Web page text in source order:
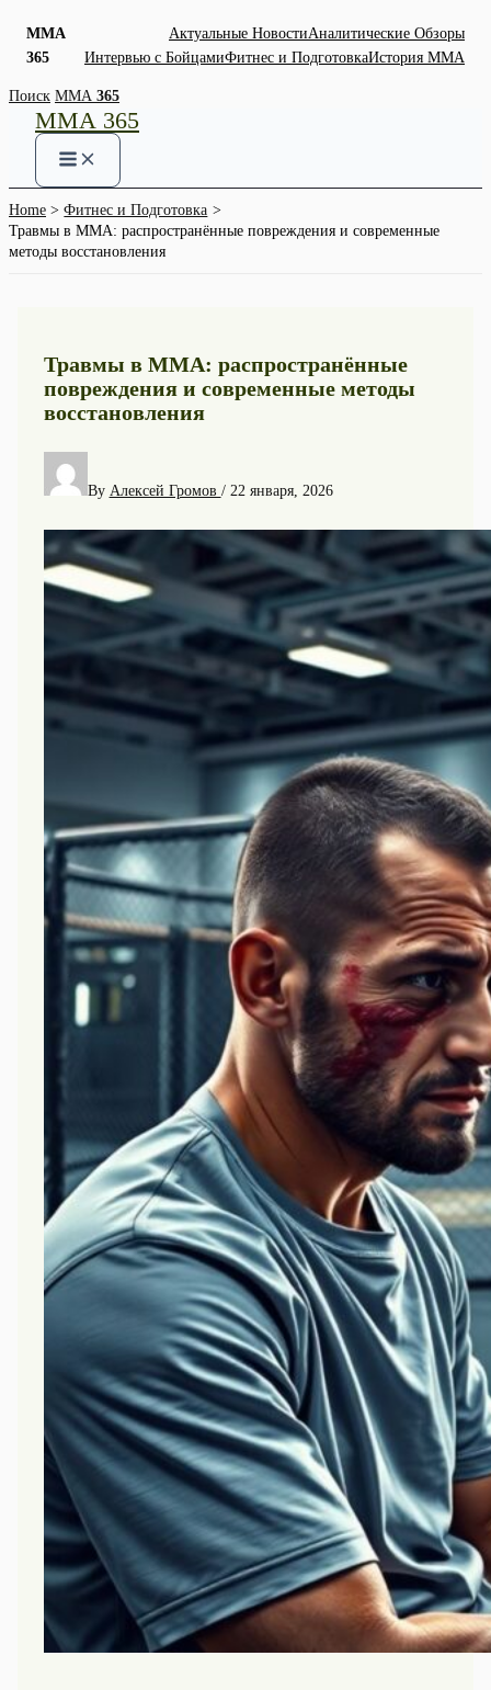
ММА
365
Актуальные НовостиАналитические Обзоры
Интервью с БойцамиФитнес и ПодготовкаИстория ММА
Skip
content
Поиск ММА 365
ММА 365
Home
Фитнес и Подготовка
Травмы в ММА: распространённые повреждения и современные
методы восстановления
Травмы в ММА: распространённые
повреждения и современные методы
восстановления
By Алексей Громов / 22 января, 2026